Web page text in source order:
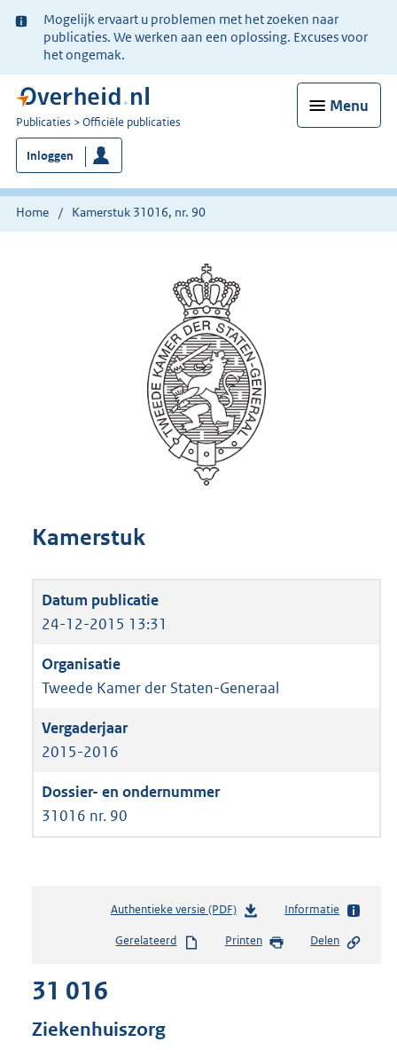
Ter
informatie:
Mogelijk ervaart u problemen met het zoeken naar
publicaties. We werken aan een oplossing. Excuses voor
het ongemak.
Menu
U
bent
nu
hier:
Publicaties Officiële publicaties
Inloggen
Home Kamerstuk 31016, nr. 90
Kamerstuk
24-12-2015 13:31
Tweede Kamer der Staten-Generaal
2015-2016
31016 nr. 90
Authentieke versie (PDF)b
s
Informatie
Gerelateerd Printen Delen
31 016
Ziekenhuiszorg